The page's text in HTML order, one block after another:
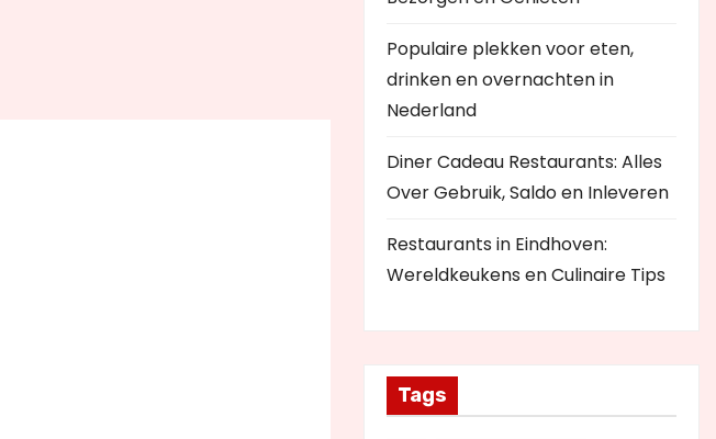
Populaire plekken voor eten,
drinken en overnachten in
Nederland
Diner Cadeau Restaurants: Alles
Over Gebruik, Saldo en Inleveren
Restaurants in Eindhoven:
Wereldkeukens en Culinaire Tips
Tags